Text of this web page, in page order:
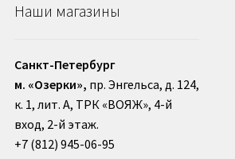
Наши магазины
Санкт-Петербург
м. «Озерки», пр. Энгельса, д. 124,
к. 1, лит. А, ТРК «ВОЯЖ», 4-й
вход, 2-й этаж.
+7 (812) 945-06-95